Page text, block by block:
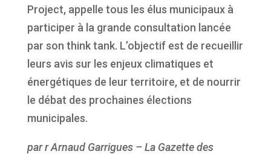
Project, appelle tous les élus municipaux à
participer à la grande consultation lancée
par son think tank. L’objectif est de recueillir
leurs avis sur les enjeux climatiques et
énergétiques de leur territoire, et de nourrir
le débat des prochaines élections
municipales.
par r Arnaud Garrigues – La Gazette des